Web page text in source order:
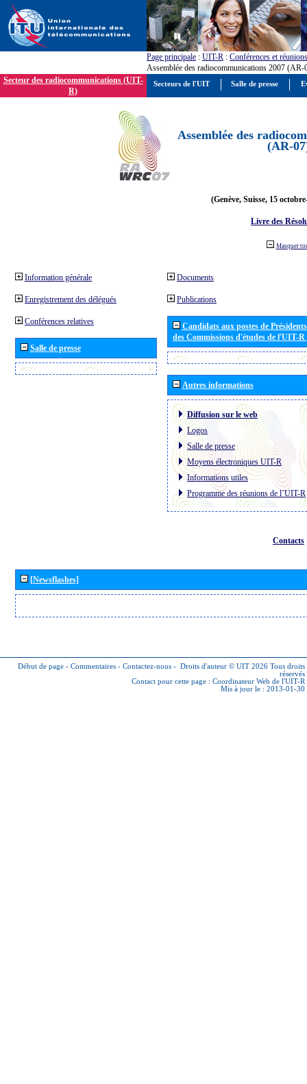
Page principale : UIT-R : Conférences et réunions
Assemblée des radiocommunications 2007 (AR-
Secteur des radiocommunications (UIT-
R)
Assemblée des
(AR-
(Genève, Suisse, 15
Livre des
Masquer
Information générale
Enregistrement des délégués
Conférences relatives
Salle de presse
Documents
Publications
Candidats aux postes de
des Commissions d'études de l'UIT-
Autres informations
Diffusion sur le web
Logos
Salle de presse
Moyens électroniques UIT-R
Informations utiles
Programme des réunions de l´UIT-R
Contacts
[Newsflashes]
Début de page - Commentaires - Contactez-nous - Droits d'auteur © UIT 2026 Tous droits
réservés
Contact pour cette page : Coordinateur Web de l'UIT-R
Mis à jour le : 2013-01-30
Secteurs de l'UIT Salle de presse